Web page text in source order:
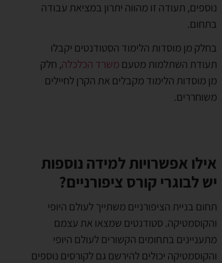
נוספים, תעודה זו מהווה יתרון במציאת עבודה
בתחום.
בחלק מן מוסדות הלימוד הסטודנטים יקבלו
תעודת השתלמות מטעם משרד הכלכלה, חלק
מן מוסדות הלימוד מקבלים את הקרן לחיילים
משוחררים.
אילו אפשרויות למידה נוספות
יש לבוגרי קורס ציפורניים?
תחום בניית הציפורניים משתייך לעולם היופי
והקוסמטיקה. סטודנטים שמצאו את עצמם
מתעניינים בתחומים הקשורים לעולם היופי
והקוסמטיקה יכולים להירשם גם לקורסים נוספים